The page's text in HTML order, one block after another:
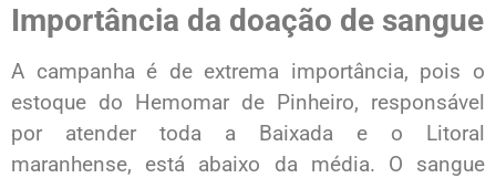
Importância da doação de sangue
A campanha é de extrema importância, pois o
estoque do Hemomar de Pinheiro, responsável
por atender toda a Baixada e o Litoral
maranhense, está abaixo da média. O sangue